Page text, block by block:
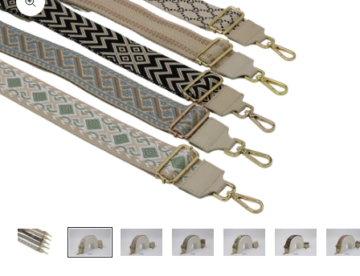
Bild vergrößern